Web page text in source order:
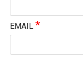
EMAIL *